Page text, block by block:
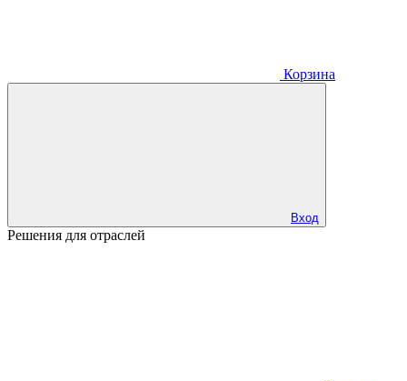
Корзина
Вход
Решения для отраслей